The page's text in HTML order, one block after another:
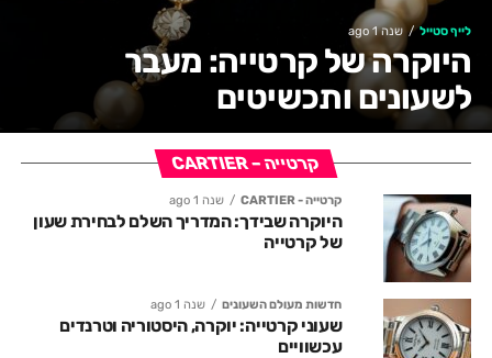
לייף סטייל שנה 1 ago
היוקרה של קרטייה: מעבר
לשעונים ותכשיטים
קרטייה – CARTIER
קרטייה - CARTIER שנה 1 ago
היוקרה שבידך: המדריך השלם לבחירת שעון
של קרטייה
חדשות מעולם השעונים שנה 1 ago
שעוני קרטייה: יוקרה, היסטוריה וטרנדים
עכשוויים